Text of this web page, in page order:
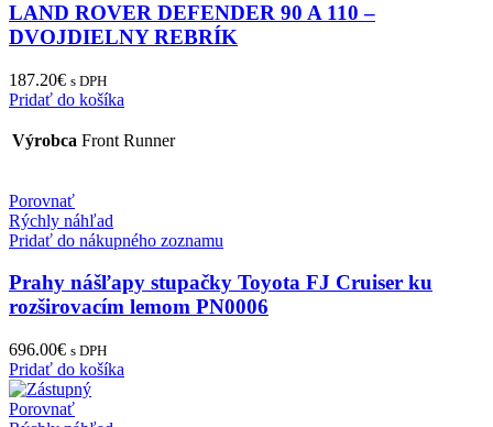
LAND ROVER DEFENDER 90 A 110 –
DVOJDIELNY REBRÍK
187.20€ s DPH
Pridať do košíka
Výrobca Front Runner
Porovnať
Rýchly náhľad
Pridať do nákupného zoznamu
Prahy nášľapy stupačky Toyota FJ Cruiser ku
rozširovacím lemom PN0006
696.00€ s DPH
Pridať do košíka
Porovnať